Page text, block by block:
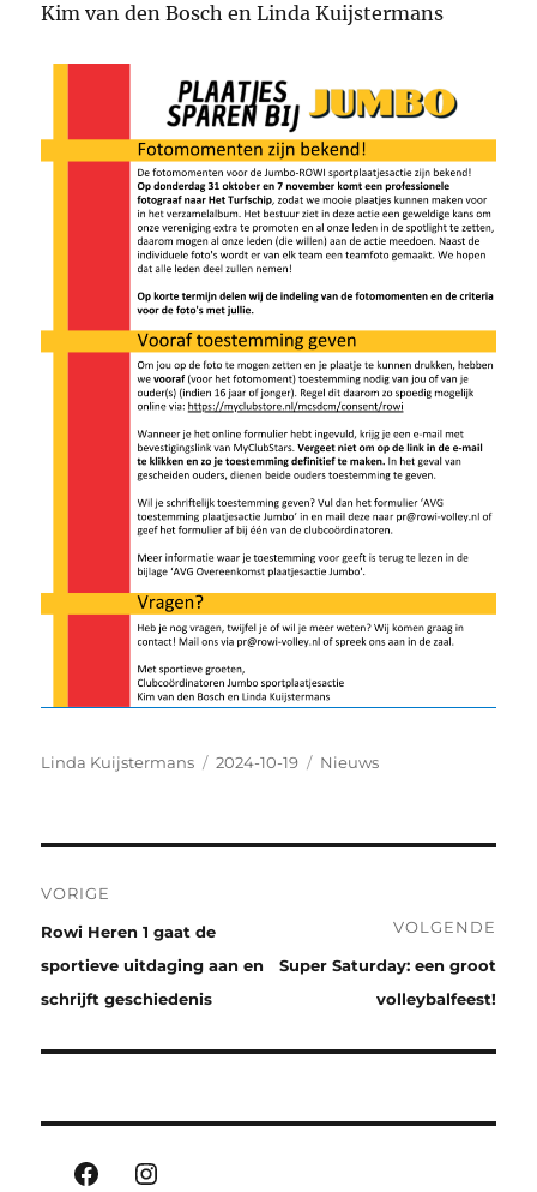
Kim van den Bosch en Linda Kuijstermans
Auteur
Linda Kuijstermans
Geplaatst
2024-10-19 Categorieën
Nieuws
navigatie
VORIGE
Vorig
bericht:
Rowi Heren 1 gaat de
sportieve uitdaging aan en
schrijft geschiedenis
VOLGENDE
Volgend
Super Saturday: een groot
volleybalfeest!
FacebookInstagram